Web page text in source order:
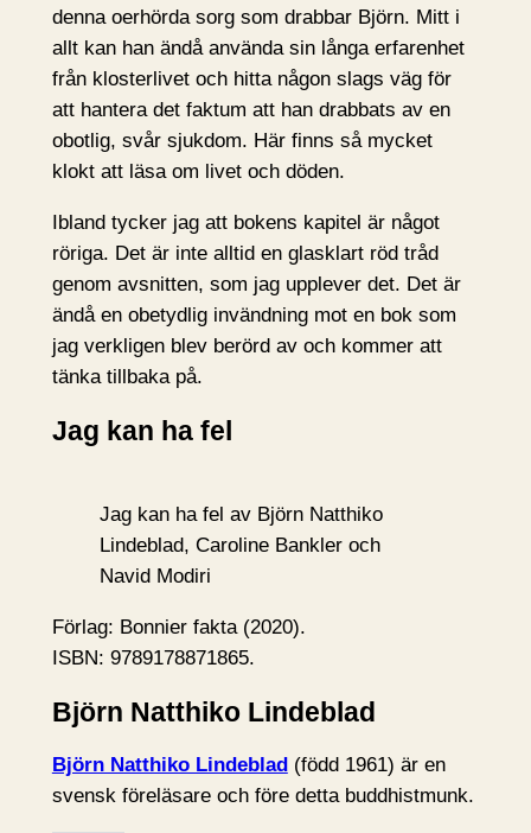
denna oerhörda sorg som drabbar Björn. Mitt i
allt kan han ändå använda sin långa erfarenhet
från klosterlivet och hitta någon slags väg för
att hantera det faktum att han drabbats av en
obotlig, svår sjukdom. Här finns så mycket
klokt att läsa om livet och döden.
Ibland tycker jag att bokens kapitel är något
röriga. Det är inte alltid en glasklart röd tråd
genom avsnitten, som jag upplever det. Det är
ändå en obetydlig invändning mot en bok som
jag verkligen blev berörd av och kommer att
tänka tillbaka på.
Jag kan ha fel
Jag kan ha fel av Björn Natthiko
Lindeblad, Caroline Bankler och
Navid Modiri
Förlag: Bonnier fakta (2020).
ISBN: 9789178871865.
Björn Natthiko Lindeblad
Björn Natthiko Lindeblad (född 1961) är en
svensk föreläsare och före detta buddhistmunk.